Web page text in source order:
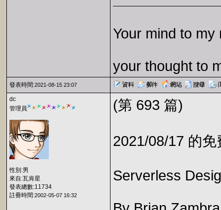
Your mind to my
your thought to
發表時間:2021-08-15 23:07
dc
管理員
性別:男
來自:瓦肯星
發表總數:11734
註冊時間:2002-05-07 16:32
(第 693 篇)
2021/08/17 的
Serverless